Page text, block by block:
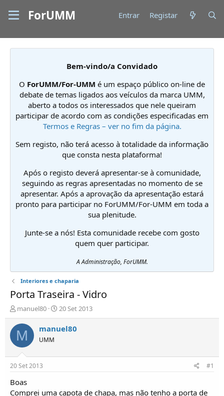
ForUMM Entrar Registar
Bem-vindo/a Convidado
O ForUMM/For-UMM é um espaço público on-line de
debate de temas ligados aos veículos da marca UMM,
aberto a todos os interessados que nele queiram
participar de acordo com as condições especificadas em
Termos e Regras – ver no fim da página.
Sem registo, não terá acesso à totalidade da informação
que consta nesta plataforma!
Após o registo deverá apresentar-se à comunidade,
seguindo as regras apresentadas no momento de se
apresentar. Após a aprovação da apresentação estará
pronto para participar no ForUMM/For-UMM em toda a
sua plenitude.
Junte-se a nós! Esta comunidade recebe com gosto
quem quer participar.
A Administração, ForUMM.
Interiores e chaparia
Porta Traseira - Vidro
I
n
i
c
i
d
o
r
manuel80
D
a
t
20 Set 2013
M manuel80
UMM
20 Set 2013 #1
Boas
Comprei uma capota de chapa, mas não tenho a porta de